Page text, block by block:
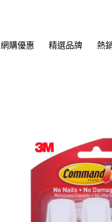
網購優惠 精選品牌 熱